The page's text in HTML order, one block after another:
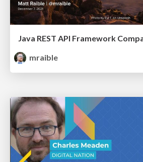
mraible